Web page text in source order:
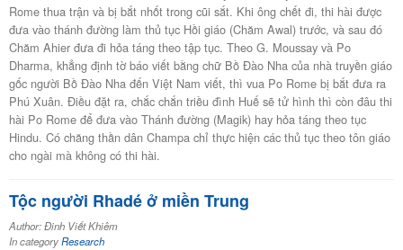
Rome thua trận và bị bắt nhốt trong cũi sắt. Khi ông chết đi, thi hài được
đưa vào thánh đường làm thủ tục Hồi giáo (Chăm Awal) trước, và sau đó
Chăm Ahier đưa đi hỏa táng theo tập tục. Theo G. Moussay và Po
Dharma, khẳng định tờ báo viết bằng chữ Bồ Đào Nha của nhà truyền giáo
gốc người Bồ Đào Nha đến Việt Nam viết, thì vua Po Rome bị bắt đưa ra
Phú Xuân. Điều đặt ra, chắc chắn triều đình Huế sẽ tử hình thì còn đâu thi
hài Po Rome để đưa vào Thánh đường (Magik) hay hỏa táng theo tục
Hindu. Có chăng thần dân Champa chỉ thực hiện các thủ tục theo tôn giáo
cho ngài mà không có thi hài.
Tộc người Rhadé ở miền Trung
Author: Đinh Viết Khiêm
In categoryResearch